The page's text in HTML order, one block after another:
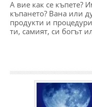
А вие как се къпете?
къпането? Вана или
продукти и
ти, самият, си богът